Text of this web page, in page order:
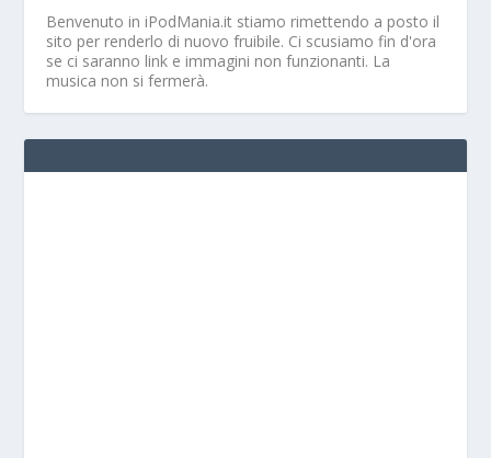
Benvenuto in iPodMania.it stiamo rimettendo a posto il
sito per renderlo di nuovo fruibile. Ci scusiamo fin d'ora
se ci saranno link e immagini non funzionanti. La
musica non si fermerà.